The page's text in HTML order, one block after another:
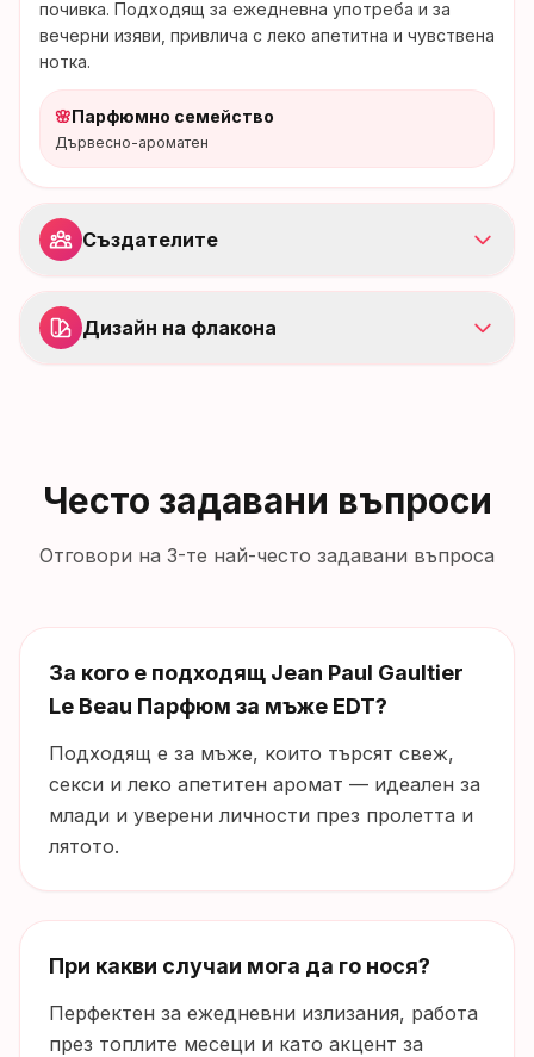
почивка. Подходящ за ежедневна употреба и за
вечерни изяви, привлича с леко апетитна и чувствена
нотка.
🌸Парфюмно семейство
Дървесно-ароматен
Създателите
Дизайн на флакона
Често задавани въпроси
Отговори на 3-те най-често задавани въпроса
За кого е подходящ Jean Paul Gaultier
Le Beau Парфюм за мъже EDT?
Подходящ е за мъже, които търсят свеж,
секси и леко апетитен аромат — идеален за
млади и уверени личности през пролетта и
лятото.
При какви случаи мога да го нося?
Перфектен за ежедневни излизания, работа
през топлите месеци и като акцент за